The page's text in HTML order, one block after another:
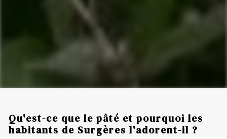
Qu'est-ce que le pâté et pourquoi les
habitants de Surgères l'adorent-il ?